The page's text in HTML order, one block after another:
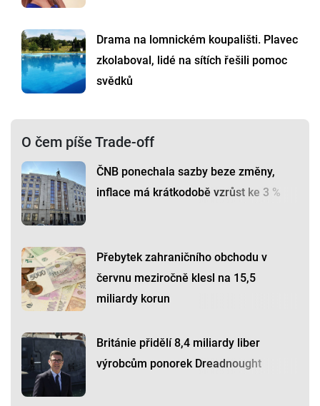
Drama na lomnickém koupališti. Plavec
zkolaboval, lidé na sítích řešili pomoc
svědků
O čem píše Trade-off
ČNB ponechala sazby beze změny,
inflace má krátkodobě vzrůst ke 3 %
Přebytek zahraničního obchodu v
červnu meziročně klesl na 15,5
miliardy korun
Británie přidělí 8,4 miliardy liber
výrobcům ponorek Dreadnought